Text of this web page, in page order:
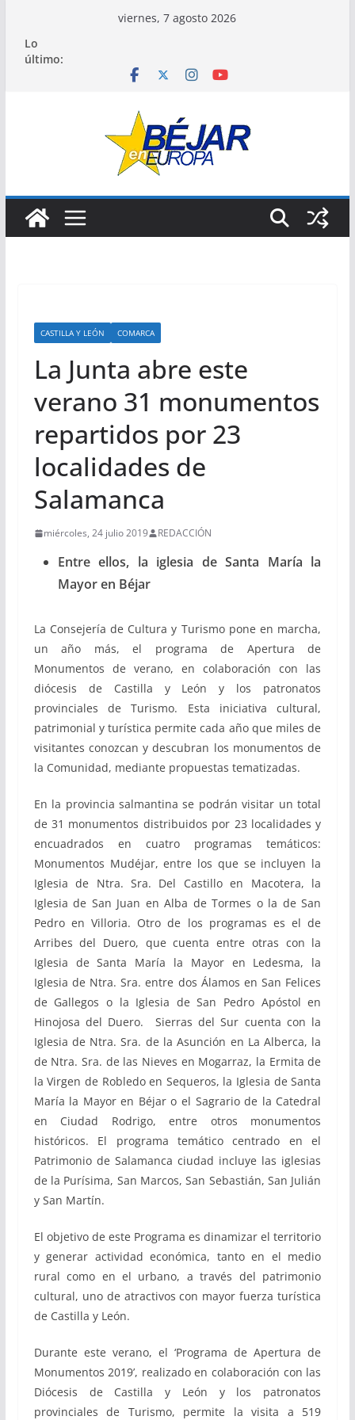
contenido
viernes, 7 agosto 2026
Lo
último:
CASTILLA Y LEÓN COMARCA
La Junta abre este
verano 31 monumentos
repartidos por 23
localidades de
Salamanca
miércoles, 24 julio 2019 REDACCIÓN
Entre ellos, la iglesia de Santa María la
Mayor en Béjar
La Consejería de Cultura y Turismo pone en marcha,
un año más, el programa de Apertura de
Monumentos de verano, en colaboración con las
diócesis de Castilla y León y los patronatos
provinciales de Turismo. Esta iniciativa cultural,
patrimonial y turística permite cada año que miles de
visitantes conozcan y descubran los monumentos de
la Comunidad, mediante propuestas tematizadas.
En la provincia salmantina se podrán visitar un total
de 31 monumentos distribuidos por 23 localidades y
encuadrados en cuatro programas temáticos:
Monumentos Mudéjar, entre los que se incluyen la
Iglesia de Ntra. Sra. Del Castillo en Macotera, la
Iglesia de San Juan en Alba de Tormes o la de San
Pedro en Villoria. Otro de los programas es el de
Arribes del Duero, que cuenta entre otras con la
Iglesia de Santa María la Mayor en Ledesma, la
Iglesia de Ntra. Sra. entre dos Álamos en San Felices
de Gallegos o la Iglesia de San Pedro Apóstol en
Hinojosa del Duero. Sierras del Sur cuenta con la
Iglesia de Ntra. Sra. de la Asunción en La Alberca, la
de Ntra. Sra. de las Nieves en Mogarraz, la Ermita de
la Virgen de Robledo en Sequeros, la Iglesia de Santa
María la Mayor en Béjar o el Sagrario de la Catedral
en Ciudad Rodrigo, entre otros monumentos
históricos. El programa temático centrado en el
Patrimonio de Salamanca ciudad incluye las iglesias
de la Purísima, San Marcos, San Sebastián, San Julián
y San Martín.
El objetivo de este Programa es dinamizar el territorio
y generar actividad económica, tanto en el medio
rural como en el urbano, a través del patrimonio
cultural, uno de atractivos con mayor fuerza turística
de Castilla y León.
Durante este verano, el ‘Programa de Apertura de
Monumentos 2019’, realizado en colaboración con las
Diócesis de Castilla y León y los patronatos
provinciales de Turismo, permite la visita a 519